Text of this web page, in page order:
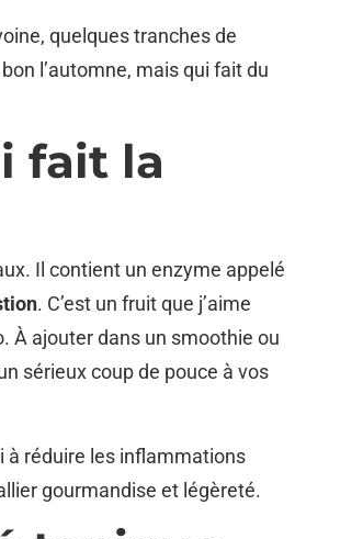
quelques tranches de
l’automne, mais qui fait du
fait la
Il contient un enzyme appelé
. C’est un fruit que j’aime
À ajouter dans un smoothie ou
sérieux coup de pouce à vos
à réduire les inflammations
gourmandise et légèreté.